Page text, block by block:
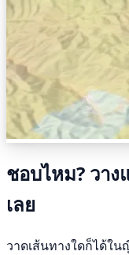
ชอบไหม? วา
เลย
วาดเส้นทางใดก็ได้ใ